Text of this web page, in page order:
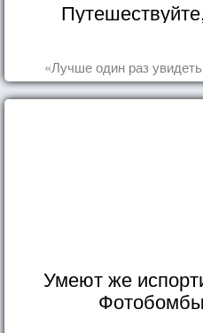
«Лучше один раз
Умеют же